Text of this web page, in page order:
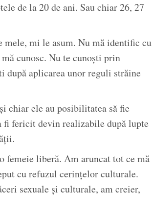
de la 20 de ani. Sau chiar 26, 27
mi le asum. Nu mă identific cu
cunosc. Nu te cunoști prin
după aplicarea unor reguli străine
chiar ele au posibilitatea să fie
fericit devin realizabile după lupte
liberă. Am aruncat tot ce mă
cu refuzul cerințelor culturale.
sexuale și culturale, am creier,